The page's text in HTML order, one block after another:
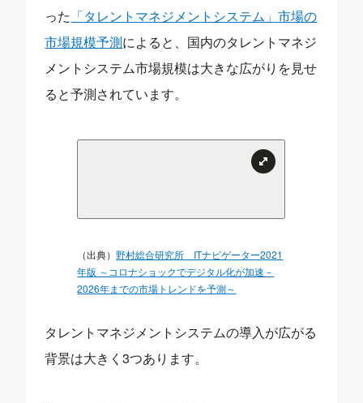
った 「タレントマネジメントシステム」市場の
市場規模予測によると、国内のタレントマネジ
メントシステム市場規模は大きな広がりを見せ
ると予測されています。
（出典）野村総合研究所 ITナビゲーター2021
年版 ～コロナショックでデジタル化が加速－
2026年までの市場トレンドを予測～
タレントマネジメントシステムの導入が広がる
背景は大きく3つあります。